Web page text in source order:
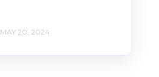
MAY 20, 2024